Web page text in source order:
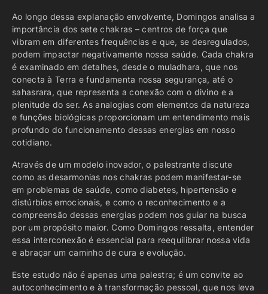
Ao longo dessa explanação envolvente, Domingos analisa a
importância dos sete chakras – centros de força que
vibram em diferentes frequências e que, se desregulados,
podem impactar negativamente nossa saúde. Cada chakra
é examinado em detalhes, desde o muladhara, que nos
conecta à Terra e fundamenta nossa segurança, até o
sahasrara, que representa a conexão com o divino e a
plenitude do ser. As analogias com elementos da natureza
e funções biológicas proporcionam um entendimento mais
profundo do funcionamento dessas energias em nosso
cotidiano.
Através de um modelo inovador, o palestrante discute
como as desarmonias nos chakras podem manifestar-se
em problemas de saúde, como diabetes, hipertensão e
distúrbios emocionais, e como o reconhecimento e a
compreensão dessas energias podem nos guiar na busca
por um propósito maior. Como Domingos ressalta, entender
essa interconexão é essencial para reequilibrar nossa vida
e abraçar um caminho de cura e evolução.
Este estudo não é apenas uma palestra; é um convite ao
autoconhecimento e à transformação pessoal, que nos leva